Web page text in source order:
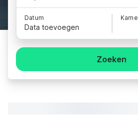
Datum
Data toevoegen
Zoeken